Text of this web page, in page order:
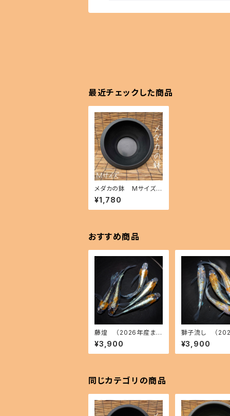
最近チェックした商品
メダカの鉢 Mサイズ i
kahoff BD-0801-20
969-a
¥1,780
おすすめ商品
藤煌 （2026年産ま
れ） オス2 メス3(現物
出品) ikahoff C-073
1-51480-a
¥3,900
獅子流し （
まれ） オス2 メ
出品) ikahoff
1-51494-a
¥3,900
同じカテゴリの商品